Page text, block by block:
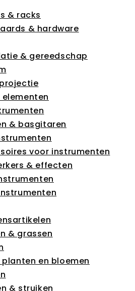
& racks
& hardware
& gereedschap
& basgitaren
voor instrumenten
& effecten
& grassen
planten en bloemen
& struiken